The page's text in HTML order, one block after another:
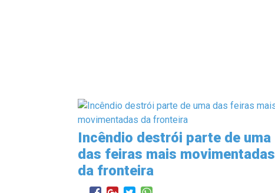
Incêndio destrói parte de uma
das feiras mais movimentadas
da fronteira